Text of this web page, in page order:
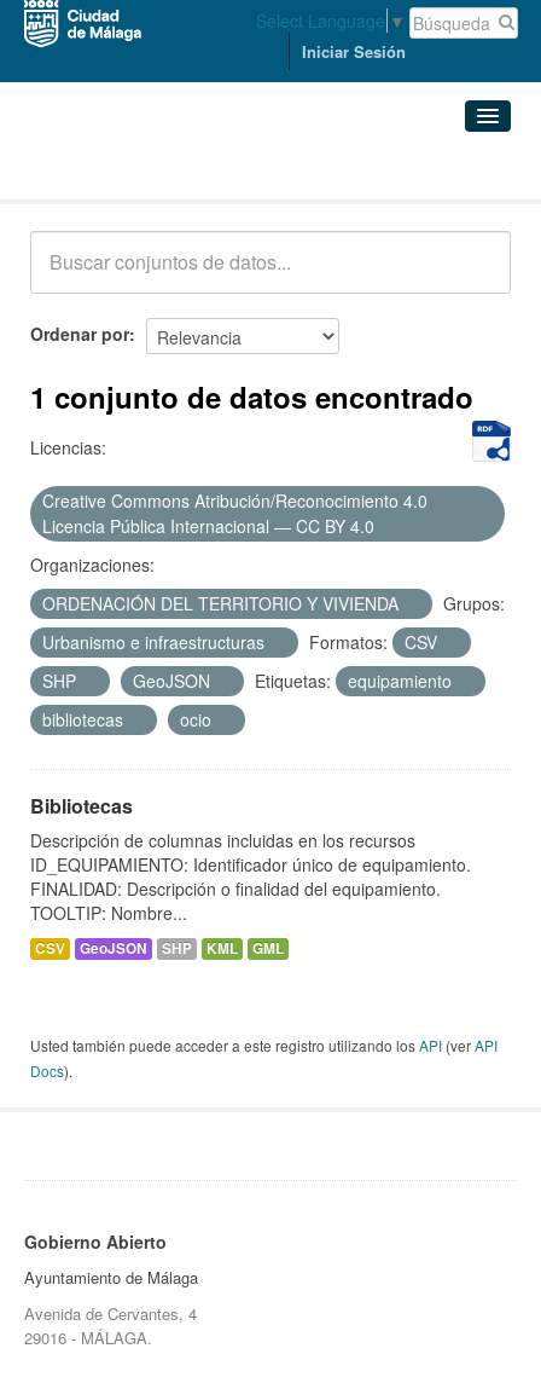
Select Language ▼
Iniciar Sesión
Acerca de
Ordenar por
1 conjunto de datos encontrado
Licencias:
Creative Commons Atribución/Reconocimiento 4.0
Licencia Pública Internacional — CC BY 4.0
Organizaciones:
ORDENACIÓN DEL TERRITORIO Y VIVIENDA
Grupos:
Urbanismo e infraestructuras
Formatos:
CSV
SHP
GeoJSON Etiquetas:
equipamiento
bibliotecas
ocio
Bibliotecas
Descripción de columnas incluidas en los recursos
ID_EQUIPAMIENTO: Identificador único de equipamiento.
FINALIDAD: Descripción o finalidad del equipamiento.
TOOLTIP: Nombre...
CSV GeoJSON SHP KML GML
Usted también puede acceder a este registro utilizando losAPI (verAPI
Docs).
Gobierno Abierto
Ayuntamiento de Málaga
Avenida de Cervantes, 4
29016 - MÁLAGA.